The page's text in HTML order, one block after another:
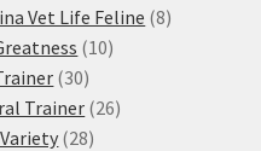
produktů
Vet Life Feline 88
1010
3030
produktů
Trainer 2626
2828